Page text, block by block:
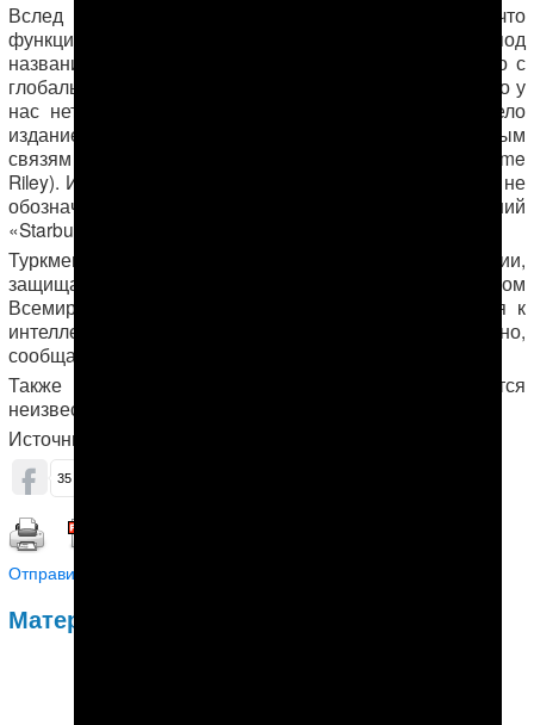
Вслед за этим издание EurasiaNet.org
, что
функционирующее в Ашхабаде заведение под
названием “Starbucks Coffee” не имеет ничего общего с
глобальной торговой маркой. «Я могу подтвердить, что у
нас нет торговой точки в Туркменистане», — привело
издание комментарий руководителя по общественным
связям компании «Starbucks»
(Jaime
Riley). Издание также отмечает, что ашхабадское кафе не
обозначено и на карте, состоящей из 24 000 заведений
«Starbucks» в 70 странах мира.
Туркменистан является участником Бернской конвенции,
защищающей авторское право, но не является членом
Всемирной торговой организации, которое относится к
интеллектуальной собственности более серьезно,
сообщает Eurasianet.org.
Также отмечалось, что собственник кафе остается
неизвестным.
Источник:
35
Отправить другу
Материалы по теме: